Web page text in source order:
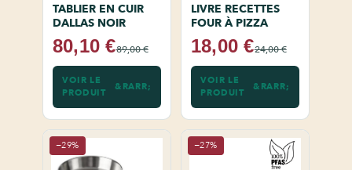
TABLIER EN CUIR
DALLAS NOIR
80,10 €89,00 €
VOIR LE
PRODUIT
LIVRE RECETTES
FOUR À PIZZA
18,00 €24,00 €
VOIR LE
PRODUIT
−29% −27%